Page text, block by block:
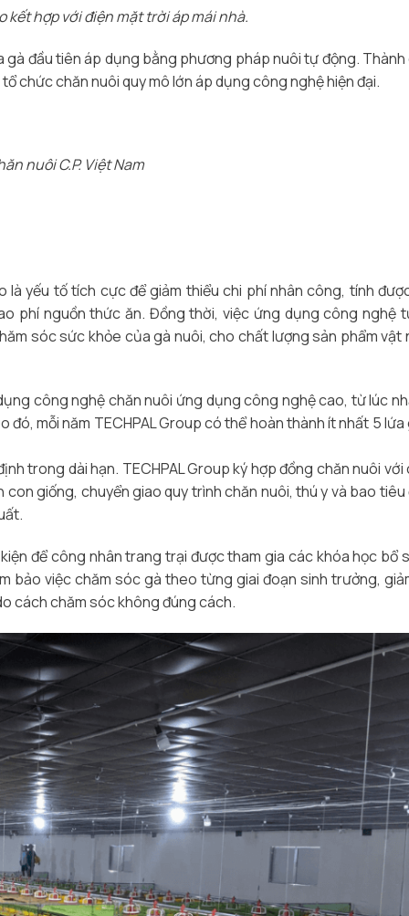
hợp với điện mặt trời áp mái nhà.
đầu tiên áp dụng bằng phương pháp nuôi tự động. Thành
chức chăn nuôi quy mô lớn áp dụng công nghệ hiện đại.
nuôi C.P. Việt Nam
yếu tố tích cực để giảm thiểu chi phí nhân công, tính
phí nguồn thức ăn. Đồng thời, việc ứng dụng công nghệ
sóc sức khỏe của gà nuôi, cho chất lượng sản phẩm vật
công nghệ chăn nuôi ứng dụng công nghệ cao, từ lúc
mỗi năm TECHPAL Group có thể hoàn thành ít nhất 5
trong dài hạn. TECHPAL Group ký hợp đồng chăn nuôi với
giống, chuyển giao quy trình chăn nuôi, thú y và bao tiêu
để công nhân trang trại được tham gia các khóa học bổ
bảo việc chăm sóc gà theo từng giai đoạn sinh trưởng,
cách chăm sóc không đúng cách.